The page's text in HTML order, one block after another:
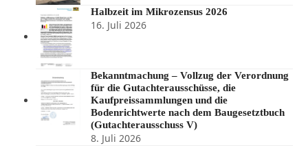
Halbzeit im Mikrozensus 2026
16. Juli 2026
Bekanntmachung – Vollzug der Verordnung
für die Gutachterausschüsse, die
Kaufpreissammlungen und die
Bodenrichtwerte nach dem Baugesetztbuch
(Gutachterausschuss V)
8. Juli 2026